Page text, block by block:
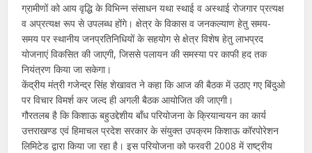
ग्रामीणों को आय वृद्धि के विभिन्न संसाधन यथा स्थाई व अस्थाई रोजगार प्रत्यक्ष
व अप्रत्यक्ष रूप से उपलब्ध होंगे। क्षेत्र के विकास व जनकल्याण हेतु समय-
समय पर स्थानीय जनप्रतिनिधियों के सहयोग से क्षेत्र विशेष हेतु लाभप्रद
योजनाएं विकसित की जाएगी, जिससे पलायन की समस्या पर काफी हद तक
नियंत्रण किया जा सकेगा।
केंद्रीय मंत्री गजेन्द्र सिंह शेखावत ने कहा कि आज की बैठक में उठाए गए बिंदुओ
पर विचार विमर्श कर जल्द ही अगली बैठक आयोजित की जाएगी।
गौरतलब है कि किशाऊ बहुउद्देशीय बाँध परियोजना के क्रियान्वयन का कार्य
उत्तराखण्ड एवं हिमाचल प्रदेश सरकार के संयुक्त उपक्रम किशाऊ कॉरपोरेशन
लिमिटेड द्वारा किया जा रहा है। इस परियोजना को फरवरी 2008 में राष्ट्रीय